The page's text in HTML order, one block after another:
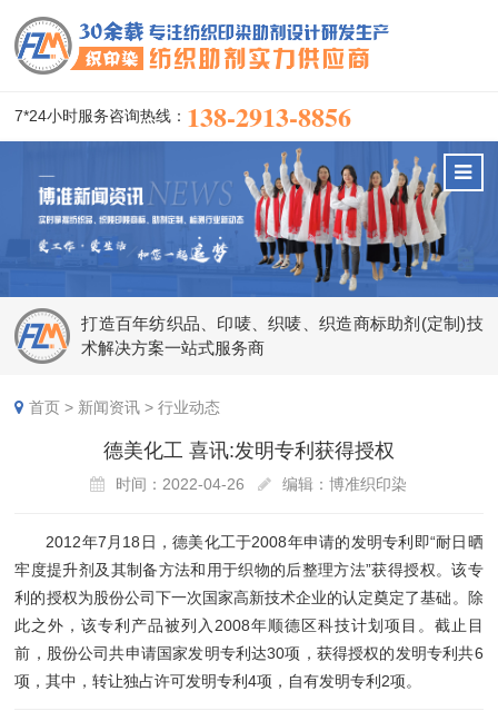
7*24小时服务咨询热线： 138-2913-8856
打造百年纺织品、印唛、织唛、织造商标助剂(定制)技
术解决方案一站式服务商
首页 > 新闻资讯 >行业动态
德美化工 喜讯:发明专利获得授权
时间：2022-04-26 编辑：博准织印染
2012年7月18日，德美化工于2008年申请的发明专利即“耐日晒
牢度提升剂及其制备方法和用于织物的后整理方法”获得授权。该专
利的授权为股份公司下一次国家高新技术企业的认定奠定了基础。除
此之外，该专利产品被列入2008年顺德区科技计划项目。截止目
前，股份公司共申请国家发明专利达30项，获得授权的发明专利共6
项，其中，转让独占许可发明专利4项，自有发明专利2项。